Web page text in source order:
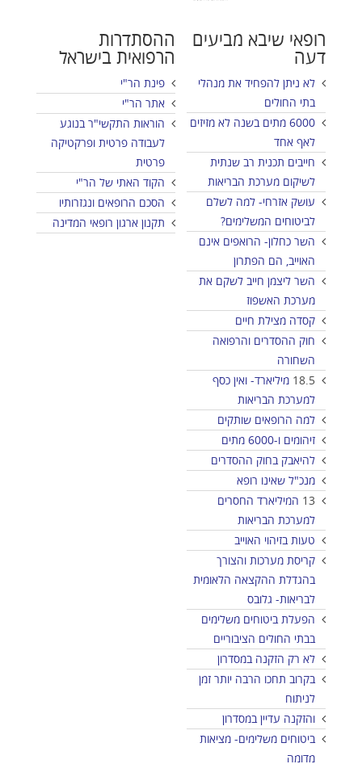
ההסתדרות
הרפואית בישראל
פינת הר"י
אתר הר"י
הוראות התקשי"ר בנוגע
לעבודה פרטית ופרקטיקה
פרטית
הקוד האתי של הר"י
הסכם הרופאים ונגזרותיו
תקנון ארגון רופאי המדינה
רופאי שיבא מביעים
דעה
לא ניתן להפחיד את מנהלי
בתי החולים
6000 מתים בשנה לא מזיזים
לאף אחד
חייבים תכנית רב שנתית
לשיקום מערכת הבריאות
עושק אזרחי- למה לשלם
לביטוחים המשלימים?
השר כחלון- הרואפים אינם
האוייב, הם הפתרון
השר ליצמן חייב לשקם את
מערכת האשפוז
קסדה מצילת חיים
חוק ההסדרים והרפואה
השחורה
18.5 מיליארד- ואין כסף
למערכת הבריאות
למה הרופאים שותקים
זיהומים ו-6000 מתים
להיאבק בחוק ההסדרים
מנכ"ל שאינו רופא
13 המיליארד החסרים
למערכת הבריאות
טעות בזיהוי האוייב
קריסת מערכות והצורך
בהגדלת ההקצאה הלאומית
לבריאות- גלובס
הפעלת ביטוחים משלימים
בבתי החולים הציבוריים
לא רק הזקנה במסדרון
בקרוב תחכו הרבה יותר זמן
לניתוח
והזקנה עדיין במסדרון
ביטוחים משלימים- מציאות
מדומה